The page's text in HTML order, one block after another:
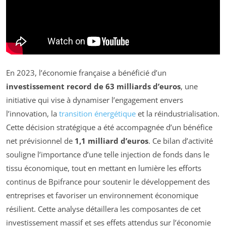
En 2023, l’économie française a bénéficié d’un
investissement record de 63 milliards d’euros, une
initiative qui vise à dynamiser l’engagement envers
l’innovation, la transition énergétique et la réindustrialisation.
Cette décision stratégique a été accompagnée d’un bénéfice
net prévisionnel de 1,1 milliard d’euros. Ce bilan d’activité
souligne l’importance d’une telle injection de fonds dans le
tissu économique, tout en mettant en lumière les efforts
continus de Bpifrance pour soutenir le développement des
entreprises et favoriser un environnement économique
résilient. Cette analyse détaillera les composantes de cet
investissement massif et ses effets attendus sur l’économie